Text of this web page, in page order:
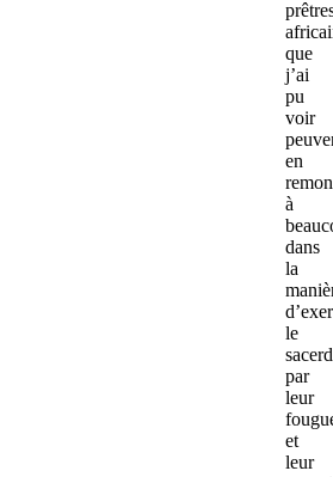
que
j’ai
pu
voir
en
à
dans
la
le
par
leur
et
leur